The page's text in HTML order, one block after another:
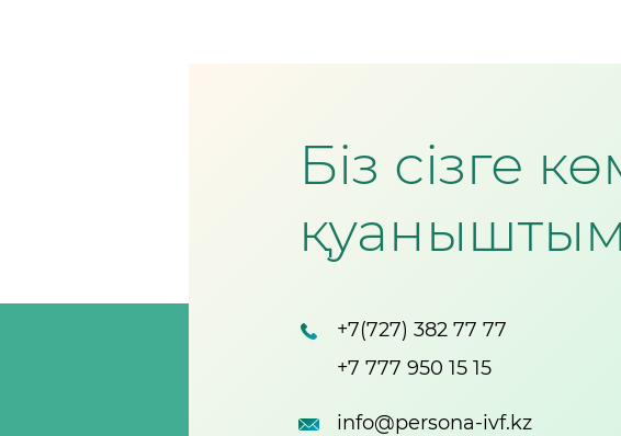
Біз сізге
+7(727) 382 77 77
+7 777 950 15 15
info@persona-ivf.kz